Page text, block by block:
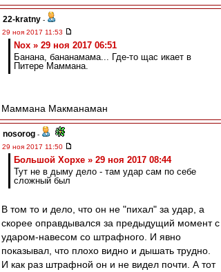
22-kratny -
29 ноя 2017 11:53
Nox » 29 ноя 2017 06:51
Банана, бананамама... Где-то щас икает в
Питере Маммана.
Маммана Макманаман
nosorog -
29 ноя 2017 11:50
Большой Хорхе » 29 ноя 2017 08:44
Тут не в дыму дело - там удар сам по себе
сложный был
В том то и дело, что он не "пихал" за удар, а
скорее оправдывался за предыдущий момент с
ударом-навесом со штрафного. И явно
показывал, что плохо видно и дышать трудно.
И как раз штрафной он и не видел почти. А тот